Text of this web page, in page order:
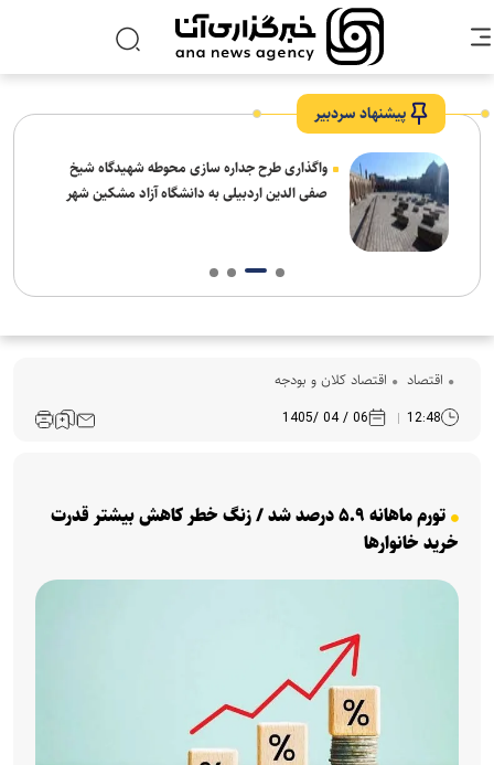
پیشنهاد سردبیر
واگذاری طرح جداره سازی محوطه شهیدگاه شیخ
صفی الدین اردبیلی به دانشگاه آزاد مشکین شهر
اقتصاد اقتصاد کلان و بودجه
12:48
06 / 04 /1405
تورم ماهانه ۵.۹ درصد شد / زنگ خطر کاهش بیشتر قدرت
خرید خانوار‌ها